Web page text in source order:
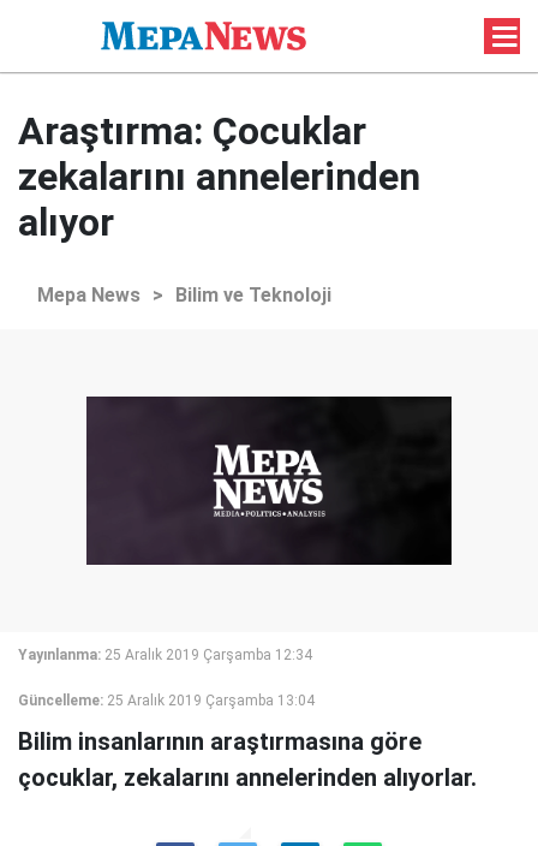
Araştırma: Çocuklar
zekalarını annelerinden
alıyor
Mepa News > Bilim ve Teknoloji
Yayınlanma: 25 Aralık 2019 Çarşamba 12:34
Güncelleme: 25 Aralık 2019 Çarşamba 13:04
Bilim insanlarının araştırmasına göre
çocuklar, zekalarını annelerinden alıyorlar.